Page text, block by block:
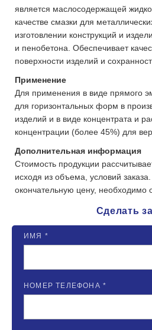
является маслосодержащей
качестве смазки для
изготовлении конструкций и
и пенобетона. Обеспечивает
поверхности изделий и
Применение
Для применения в виде прямого
для горизонтальных форм в
изделий и в виде концентрата и
концентрации (более 45%) для
Дополнительная информация
Стоимость продукции
исходя из объема, условий
окончательную цену, необходимо
Сделать
ИМЯ *
НОМЕР ТЕЛЕФОНА *